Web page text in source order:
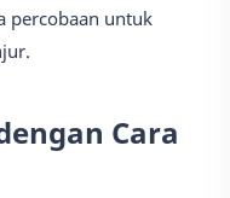
percobaan untuk
Cara